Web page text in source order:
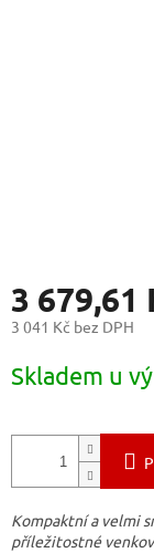
3 679,61
3 041 Kč bez DPH
cena:
Skladem u
Kompaktní a velmi
příležitostné